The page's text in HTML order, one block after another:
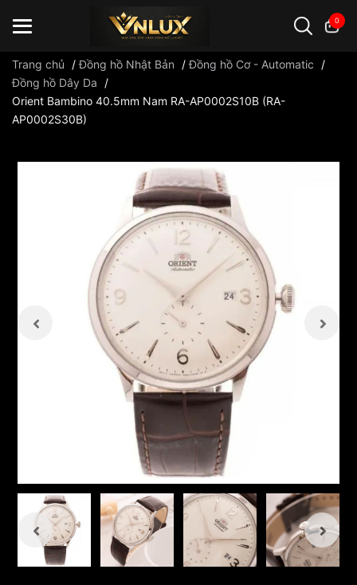
0
Đồng hồ casio đồng hồ G-Shock đồng hồ Orient ...
Trang chủ /Đồng hồ Nhật Bản /Đồng hồ Cơ - Automatic
/
Đồng hồ Dây Da
/
Orient Bambino 40.5mm Nam RA-AP0002S10B (RA-
AP0002S30B)